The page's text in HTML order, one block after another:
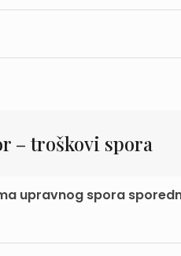
– troškovi spora
upravnog spora